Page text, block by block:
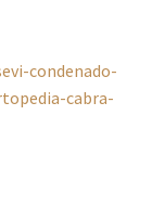
condenado-
cabra-